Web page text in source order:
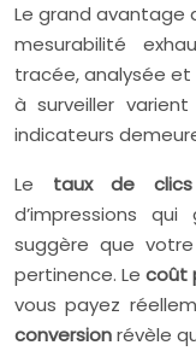
Le grand avantage
mesurabilité
tracée, analysée et
à surveiller
indicateurs
Le taux de clics
d’impressions
suggère que
pertinence. Le coût
vous payez
conversionrévèle